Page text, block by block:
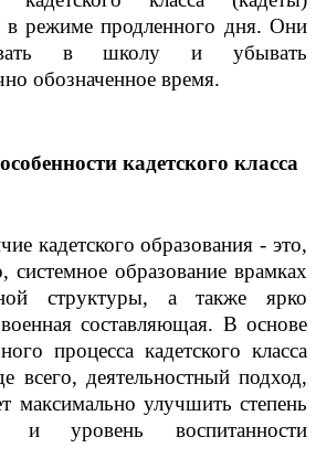
в режиме продленного дня. Они
в школу и убывать
обозначенное время.
кадетского класса
кадетского образования - это,
системное образование врамках
структуры, а также ярко
составляющая. В основе
процесса кадетского класса
всего, деятельностный подход,
максимально улучшить степень
и уровень воспитанности